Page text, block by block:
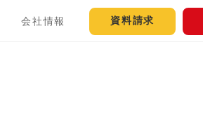
会社情報 資料請求